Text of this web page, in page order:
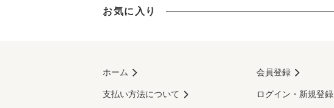
お気に入り
ホーム
支払い方法について
会員登録
ログイン・新規登録